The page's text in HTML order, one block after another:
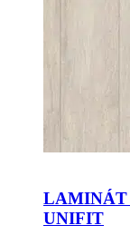
LAMINÁT
UNIFIT